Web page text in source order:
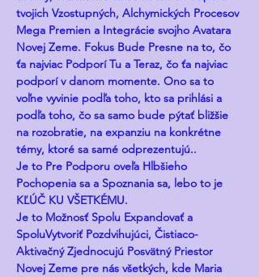
tvojich Vzostupných, Alchymických Procesov
Mega Premien a Integrácie svojho Avatara
Novej Zeme. Fokus Bude Presne na to, čo
ťa najviac Podporí Tu a Teraz, čo ťa najviac
podporí v danom momente. Ono sa to
voľne vyvinie podľa toho, kto sa prihlási a
podľa toho, čo sa samo bude pýtať bližšie
na rozobratie, na expanziu na konkrétne
témy, ktoré sa samé odprezentujú..
Je to Pre Podporu oveľa Hlbšieho
Pochopenia sa a Spoznania sa, lebo to je
KĽÚČ KU VŠETKÉMU.
Je to Možnosť Spolu Expandovať a
SpoluVytvoriť Pozdvihujúci, Čistiaco-
Aktivačný Zjednocujú Posvätný Priestor
Novej Zeme pre nás všetkých, kde Maria